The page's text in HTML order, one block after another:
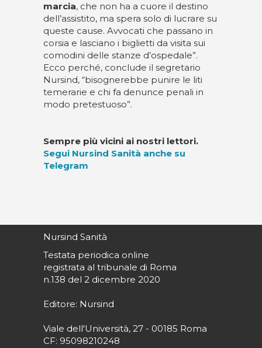
marcia, che non ha a cuore il destino
dell’assistito, ma spera solo di lucrare su
queste cause. Avvocati che passano in
corsia e lasciano i biglietti da visita sui
comodini delle stanze d’ospedale”.
Ecco perché, conclude il segretario
Nursind, “bisognerebbe punire le liti
temerarie e chi fa denunce penali in
modo pretestuoso”.
Sempre più vicini ai nostri lettori.
Segui Nursind Sanità anche su
Telegram
Nursind Sanità
Testata periodica online
registrata al tribunale di Roma
n.138 del 2 dicembre 2020
Editore: Nursind
Viale dell'Università, 27 - 00185 Roma
CF: 95098210248